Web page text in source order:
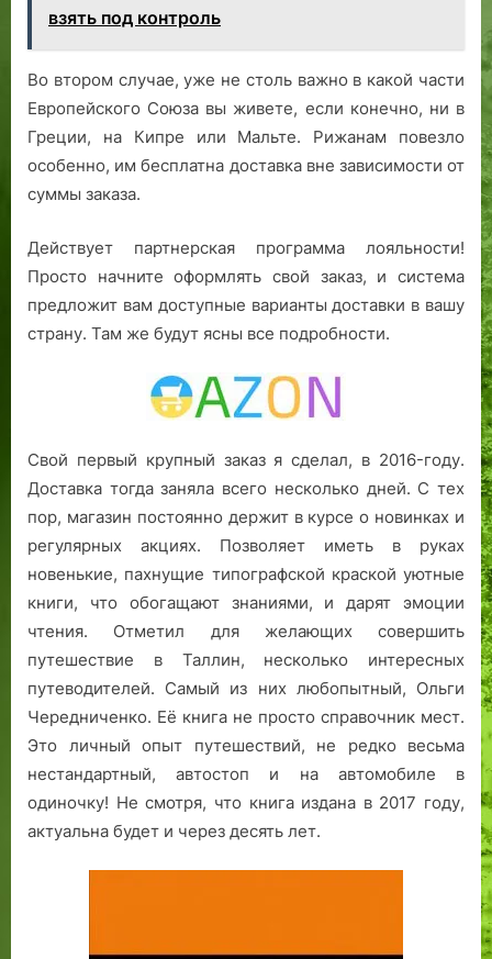
взять под контроль
Во втором случае, уже не столь важно в какой части
Европейского Союза вы живете, если конечно, ни в
Греции, на Кипре или Мальте. Рижанам повезло
особенно, им бесплатна доставка вне зависимости от
суммы заказа.
Действует партнерская программа лояльности!
Просто начните оформлять свой заказ, и система
предложит вам доступные варианты доставки в вашу
страну. Там же будут ясны все подробности.
Свой первый крупный заказ я сделал, в 2016-году.
Доставка тогда заняла всего несколько дней. С тех
пор, магазин постоянно держит в курсе о новинках и
регулярных акциях. Позволяет иметь в руках
новенькие, пахнущие типографской краской уютные
книги, что обогащают знаниями, и дарят эмоции
чтения. Отметил для желающих совершить
путешествие в Таллин, несколько интересных
путеводителей. Самый из них любопытный, Ольги
Чередниченко. Её книга не просто справочник мест.
Это личный опыт путешествий, не редко весьма
нестандартный, автостоп и на автомобиле в
одиночку! Не смотря, что книга издана в 2017 году,
актуальна будет и через десять лет.